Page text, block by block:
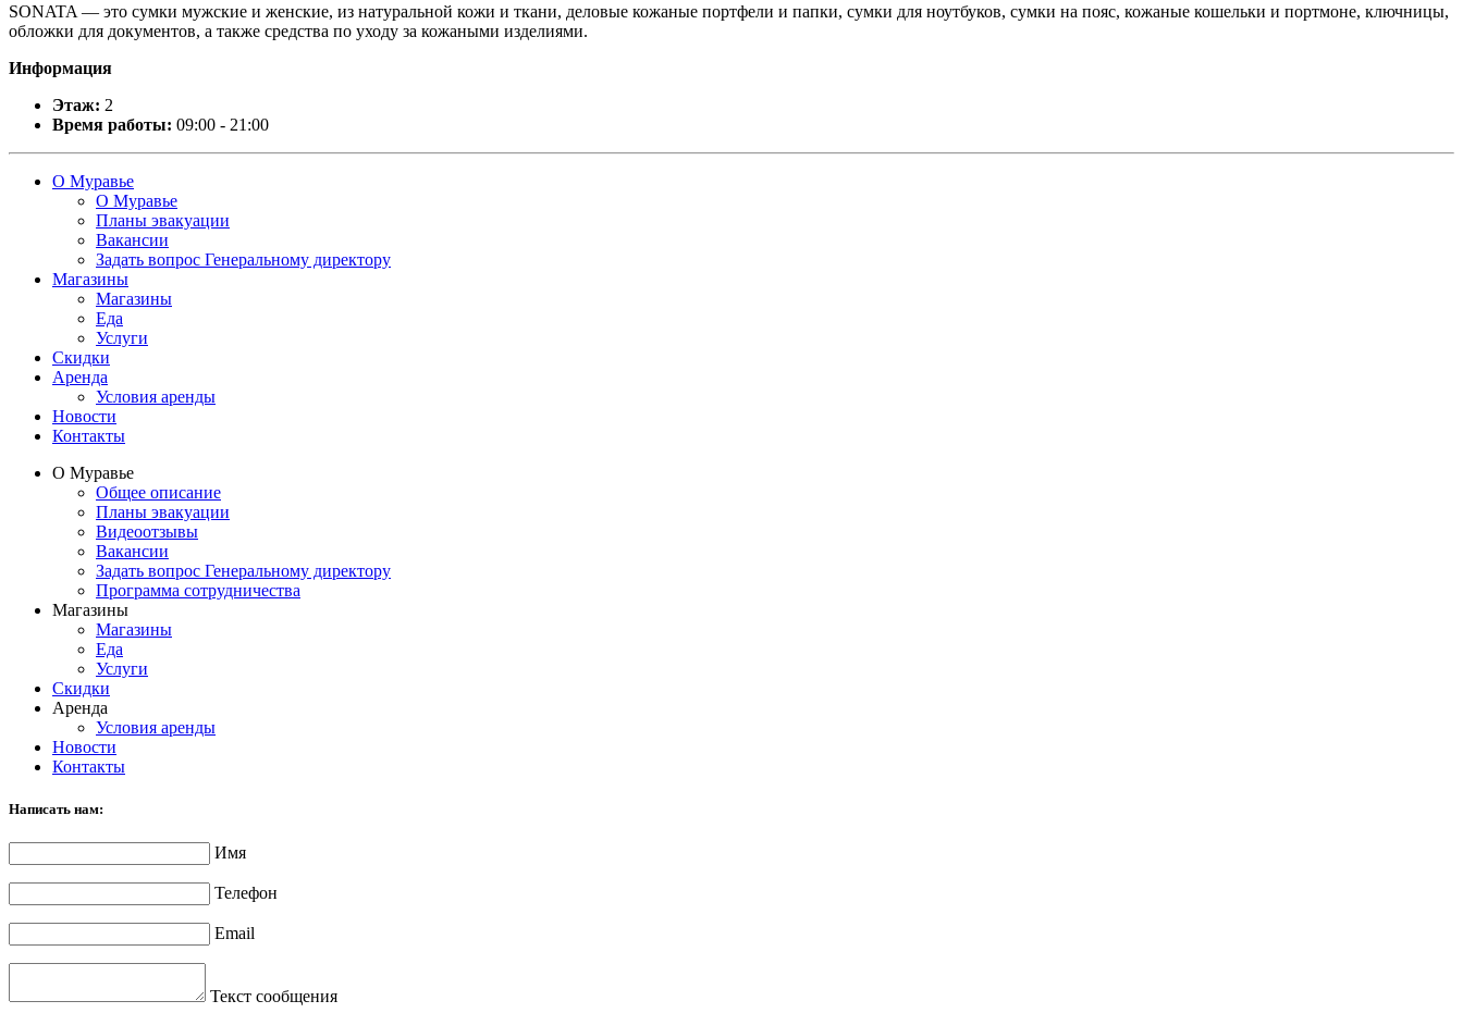
SONATA ― это сумки мужские и женские, из натуральной кожи и ткани, деловые кожаные портфели и папки, сумки для ноутбуков, сумки на пояс, кожаные кошельки и портмоне, ключницы,
обложки для документов, а также средства по уходу за кожаными изделиями.
Информация
Этаж: 2
Время работы: 09:00 - 21:00
О Муравье
О Муравье
Планы эвакуации
Вакансии
Задать вопрос Генеральному директору
Магазины
Магазины
Еда
Услуги
Скидки
Аренда
Условия аренды
Новости
Контакты
О Муравье
Общее описание
Планы эвакуации
Видеоотзывы
Вакансии
Задать вопрос Генеральному директору
Программа сотрудничества
Магазины
Магазины
Еда
Услуги
Скидки
Аренда
Условия аренды
Новости
Контакты
Написать нам:
Имя
Телефон
Email
Текст сообщения